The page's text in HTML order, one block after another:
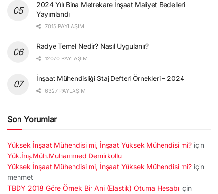
2024 Yılı Bina Metrekare İnşaat Maliyet Bedelleri
Yayımlandı
7015 PAYLAŞIM
Radye Temel Nedir? Nasıl Uygulanır?
12070 PAYLAŞIM
İnşaat Mühendisliği Staj Defteri Örnekleri – 2024
6327 PAYLAŞIM
Son Yorumlar
Yüksek İnşaat Mühendisi mi, İnşaat Yüksek Mühendisi mi? için
Yük.İnş.Müh.Muhammed Demirkollu
Yüksek İnşaat Mühendisi mi, İnşaat Yüksek Mühendisi mi? için
mehmet
TBDY 2018 Göre Örnek Bir Ani (Elastik) Otuma Hesabı için